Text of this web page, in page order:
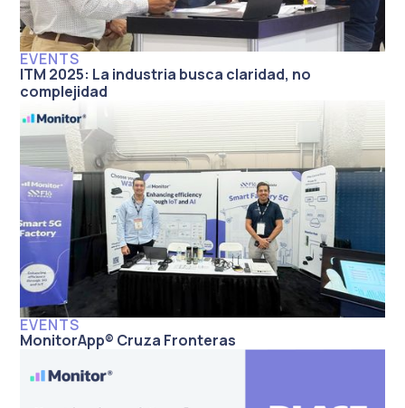
EVENTS
ITM 2025: La industria busca claridad, no
complejidad
EVENTS
MonitorApp® Cruza Fronteras